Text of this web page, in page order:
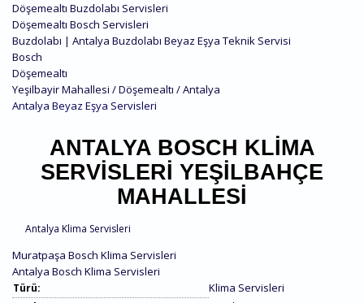
Döşemealtı Buzdolabı Servisleri
Döşemealtı Bosch Servisleri
Buzdolabı | Antalya Buzdolabı Beyaz Eşya Teknik Servisi
Bosch
Döşemealtı
Yeşilbayir Mahallesi / Döşemealtı / Antalya
Antalya Beyaz Eşya Servisleri
ANTALYA BOSCH KLIMA
SERVISLERI YEŞILBAHÇE
MAHALLESI
Antalya Klima Servisleri
Muratpaşa Bosch Klima Servisleri
Antalya Bosch Klima Servisleri
Türü: Klima Servisleri